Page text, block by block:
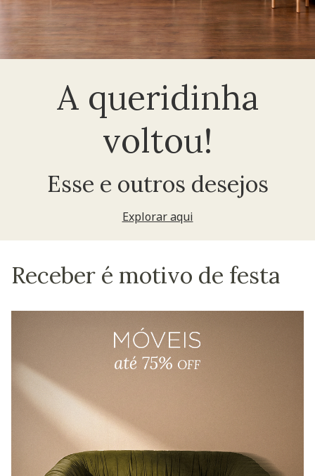
A queridinha
voltou!
Esse e outros desejos
Explorar aqui
Receber é motivo de festa